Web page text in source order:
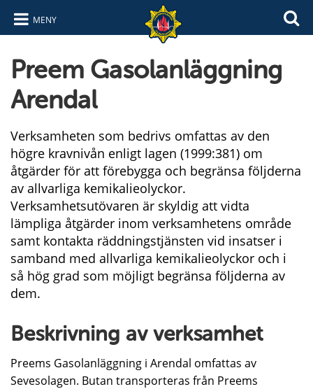
MENY
Hoppa till innehåll
Hoppa till navigering
Preem Gasolanläggning
Arendal
Verksamheten som bedrivs omfattas av den
högre kravnivån enligt lagen (1999:381) om
åtgärder för att förebygga och begränsa följderna
av allvarliga kemikalieolyckor.
Verksamhetsutövaren är skyldig att vidta
lämpliga åtgärder inom verksamhetens område
samt kontakta räddningstjänsten vid insatser i
samband med allvarliga kemikalieolyckor och i
så hög grad som möjligt begränsa följderna av
dem.
Beskrivning av verksamhet
Preems Gasolanläggning i Arendal omfattas av
Sevesolagen. Butan transporteras från Preems